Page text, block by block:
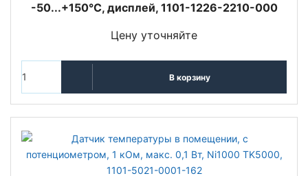
-50...+150°C, дисплей, 1101-1226-2210-000
Цену уточняйте
В корзину